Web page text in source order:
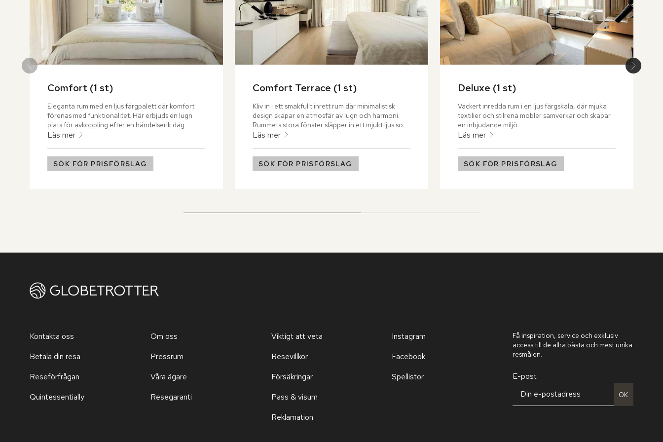
Comfort (1 st)
Eleganta rum med en ljus färgpalett där komfort
förenas med funktionalitet. Här erbjuds en lugn
plats för avkoppling efter en händelserik dag.
Läs mer
SÖK FÖR PRISFÖRSLAG
Comfort Terrace (1 st)
Kliv in i ett smakfullt inrett rum där minimalistisk
design skapar en atmosfär av lugn och harmoni.
Rummets stora fönster släpper in ett mjukt ljus som
dansar över de noggrant utvalda möblerna och ger
stol med en kopp nybryggt kaffe i handen, medan
du tar in den fantastiska utsikten.
Läs mer
SÖK FÖR PRISFÖRSLAG
Deluxe (1 st)
Vackert inredda rum i en ljus färgskala, där mjuka
textilier och stilrena möbler samverkar och skapar
en inbjudande miljö.
Läs mer
SÖK FÖR PRISFÖRSLAG
Kontakta oss
Betala din resa
Reseförfrågan
Quintessentially
Om oss
Pressrum
Våra ägare
Resegaranti
Viktigt att veta
Resevillkor
Försäkringar
Pass & visum
Reklamation
Instagram
Facebook
Spellistor
Få inspiration, service och exklusiv
access till de allra bästa och mest unika
resmålen.
E-post
OK